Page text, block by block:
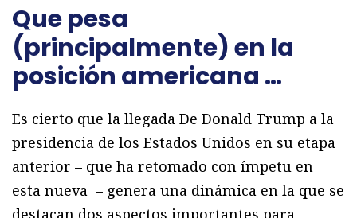
Que pesa
(principalmente) en la
posición americana …
Es cierto que la llegada De Donald Trump a la
presidencia de los Estados Unidos en su etapa
anterior – que ha retomado con ímpetu en
esta nueva – genera una dinámica en la que se
destacan dos aspectos importantes para